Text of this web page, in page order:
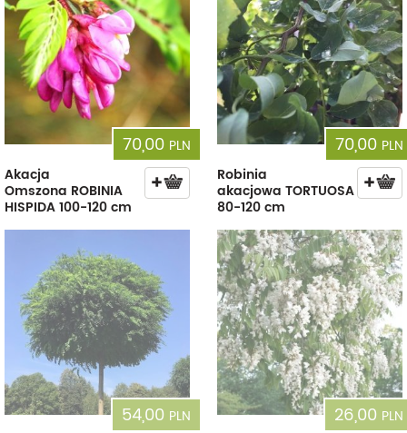
70,00 PLN
Akacja
Omszona ROBINIA
HISPIDA 100-120 cm
70,00 PLN
Robinia
akacjowa TORTUOSA
80-120 cm
54,00 PLN
26,00 PLN